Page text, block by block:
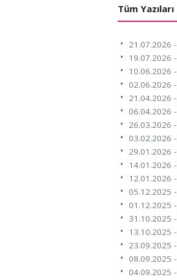
Tüm Yazıları
21.07.2026 -
19.07.2026 -
10.06.2026 -
02.06.2026 -
21.04.2026 -
06.04.2026 -
26.03.2026 -
03.02.2026 -
29.01.2026 -
14.01.2026 -
12.01.2026 -
05.12.2025 -
01.12.2025 -
31.10.2025 -
13.10.2025 -
23.09.2025 -
08.09.2025 -
04.09.2025 -